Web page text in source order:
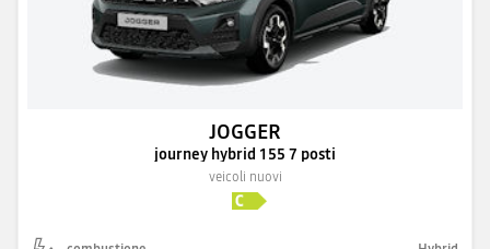
JOGGER
journey hybrid 155 7 posti
veicoli nuovi